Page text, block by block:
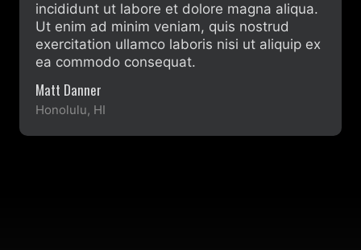
incididunt ut labore et dolore magna aliqua.
Ut enim ad minim veniam, quis nostrud
exercitation ullamco laboris nisi ut aliquip ex
ea commodo consequat.
Matt Danner
Honolulu, HI